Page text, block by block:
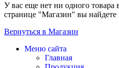
У вас еще нет ни одного товара
странице "Магазин" вы найдете
Вернуться в Магазин
Меню сайта
Главная